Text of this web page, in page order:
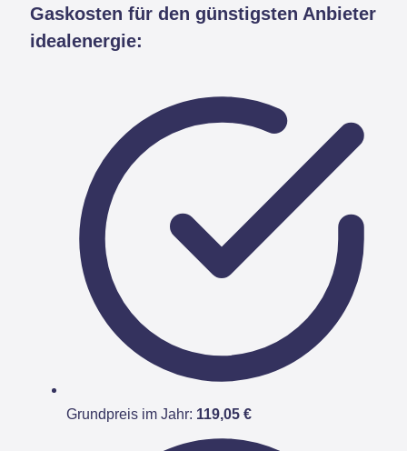
Gaskosten für den günstigsten Anbieter
idealenergie:
Grundpreis im Jahr: 119,05 €